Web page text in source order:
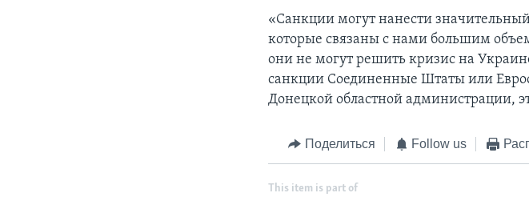
«Санкции могут нанести
которые связаны с нами большим
они не могут решить кризис на
санкции Соединенные Штаты или
Донецкой областной администрации,
Поделиться Follow us
This item is part of